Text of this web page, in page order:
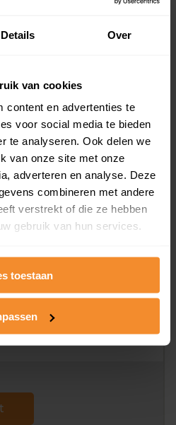
Details Over
van cookies
content en advertenties te
voor social media te bieden
te analyseren. Ook delen we
van onze site met onze
adverteren en analyse. Deze
combineren met andere
verstrekt of die ze hebben
gebruik van hun services.
toestaan
woningen (koopsom
updates van nieuwe
perceel
van het perceel en
de kadastrale erfgrenzen,